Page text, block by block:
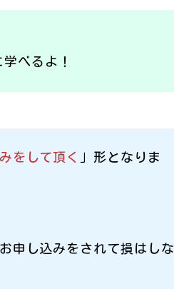
べるよ！
をして頂く」形となりま
申し込みをされて損はしな